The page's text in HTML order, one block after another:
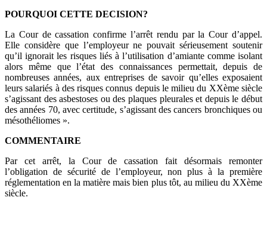
POURQUOI CETTE DECISION?
La Cour de cassation confirme l’arrêt rendu par la Cour d’appel.
Elle considère que l’employeur ne pouvait sérieusement soutenir
qu’il ignorait les risques liés à l’utilisation d’amiante comme isolant
alors même que l’état des connaissances permettait, depuis de
nombreuses années, aux entreprises de savoir qu’elles exposaient
leurs salariés à des risques connus depuis le milieu du XXème siècle
s’agissant des asbestoses ou des plaques pleurales et depuis le début
des années 70, avec certitude, s’agissant des cancers bronchiques ou
mésothéliomes ».
COMMENTAIRE
Par cet arrêt, la Cour de cassation fait désormais remonter
l’obligation de sécurité de l’employeur, non plus à la première
réglementation en la matière mais bien plus tôt, au milieu du XXème
siècle.